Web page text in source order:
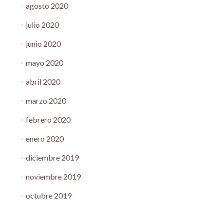
agosto 2020
julio 2020
junio 2020
mayo 2020
abril 2020
marzo 2020
febrero 2020
enero 2020
diciembre 2019
noviembre 2019
octubre 2019